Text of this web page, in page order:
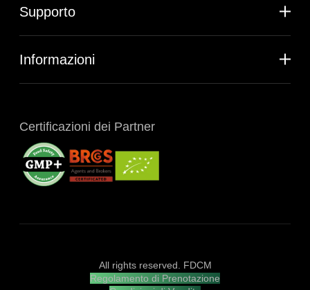
Supporto
Informazioni
Certificazioni dei Partner
All rights reserved. FDCM
Regolamento di Prenotazione